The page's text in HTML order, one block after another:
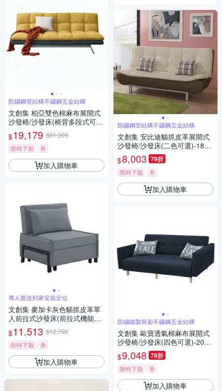
防鏽鋼管結構不鏽鋼五金結構
文創集 柏亞雙色棉麻布展開式
沙發椅/沙發床(椅背多段式可調
整)-193x82x83cm免組
$19,179 $21,309
限時下殺
券
加入購物車
專人親送到家安裝定位
文創集 麥加卡灰色貓抓皮革單
人前拉式沙發床(前拉式機能設
計)-89x84x89cm免組
$11,513 $12,792
限時下殺
券
加入購物車
防鏽鋼管結構不鏽鋼五金結構
文創集 安比迪貓抓皮革展開式
沙發椅/沙發床(二色可選)-188x
92x88cm免組
$8,003 79折
限時下殺 券
加入購物車
防鏽鐵製骨架不鏽鋼五金結構
文創集 歐寶透氣棉麻布展開式
沙發椅/沙發床(四色可選)-208x
74x75cm免組
$9,048 78折
限時下殺 券
加入購物車